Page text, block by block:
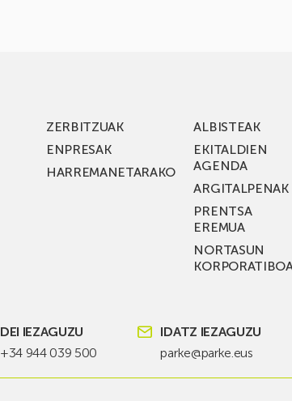
ZERBITZUAK
ENPRESAK
HARREMANETARAKO
ALBISTEAK
EKITALDIEN
AGENDA
ARGITALPENAK
PRENTSA
EREMUA
NORTASUN
DEI IEZAGUZU
+34 944 039 500
IDATZ IEZAGUZU
parke@parke.eus